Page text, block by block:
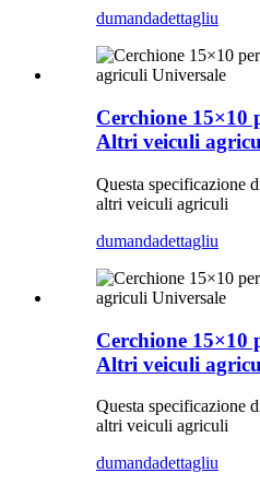
dumandadettagliu
Cerchione
Altri veiculi
Questa specificazione
altri veiculi agriculi
dumandadettagliu
Cerchione
Altri veiculi
Questa specificazione
altri veiculi agriculi
dumandadettagliu